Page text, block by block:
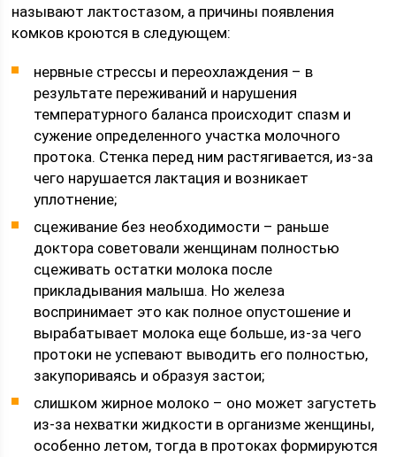
называют лактостазом, а причины появления
комков кроются в следующем:
нервные стрессы и переохлаждения – в
результате переживаний и нарушения
температурного баланса происходит спазм и
сужение определенного участка молочного
протока. Стенка перед ним растягивается, из-за
чего нарушается лактация и возникает
уплотнение;
сцеживание без необходимости – раньше
доктора советовали женщинам полностью
сцеживать остатки молока после
прикладывания малыша. Но железа
воспринимает это как полное опустошение и
вырабатывает молока еще больше, из-за чего
протоки не успевают выводить его полностью,
закупориваясь и образуя застои;
слишком жирное молоко – оно может загустеть
из-за нехватки жидкости в организме женщины,
особенно летом, тогда в протоках формируются